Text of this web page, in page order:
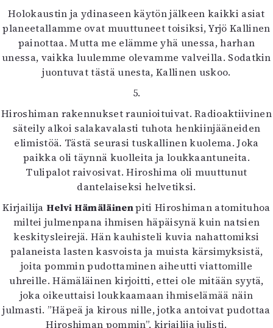
Holokaustin ja ydinaseen käytön jälkeen kaikki asiat
planeetallamme ovat muuttuneet toisiksi, Yrjö Kallinen
painottaa. Mutta me elämme yhä unessa, harhan
unessa, vaikka luulemme olevamme valveilla. Sodatkin
juontuvat tästä unesta, Kallinen uskoo.
5.
Hiroshiman rakennukset raunioituivat. Radioaktiivinen
säteily alkoi salakavalasti tuhota henkiinjääneiden
elimistöä. Tästä seurasi tuskallinen kuolema. Joka
paikka oli täynnä kuolleita ja loukkaantuneita.
Tulipalot raivosivat. Hiroshima oli muuttunut
dantelaiseksi helvetiksi.
Kirjailija Helvi Hämäläinenpiti Hiroshiman atomituhoa
miltei julmenpana ihmisen häpäisynä kuin natsien
keskitysleirejä. Hän kauhisteli kuvia nahattomiksi
palaneista lasten kasvoista ja muista kärsimyksistä,
joita pommin pudottaminen aiheutti viattomille
uhreille. Hämäläinen kirjoitti, ettei ole mitään syytä,
joka oikeuttaisi loukkaamaan ihmiselämää näin
julmasti. ”Häpeä ja kirous nille, jotka antoivat pudottaa
Hiroshiman pommin”, kirjailija julisti.